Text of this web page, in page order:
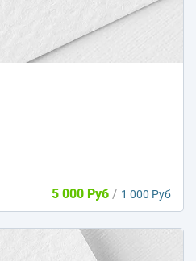
5 000 Руб / 1 000 Руб